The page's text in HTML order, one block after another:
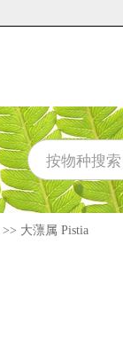
>> 大薸属 Pistia